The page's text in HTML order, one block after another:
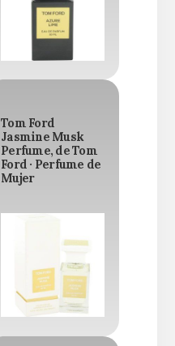
Tom Ford
Jasmine Musk
Perfume, de Tom
Ford · Perfume de
Mujer